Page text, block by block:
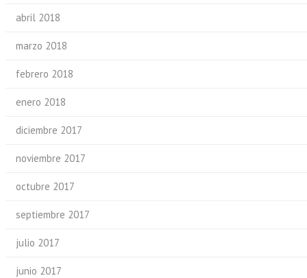
abril 2018
marzo 2018
febrero 2018
enero 2018
diciembre 2017
noviembre 2017
octubre 2017
septiembre 2017
julio 2017
junio 2017